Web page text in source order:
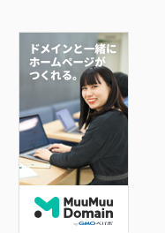
e
b
o
o
k
er